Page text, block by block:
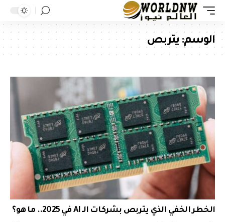
الوسم: يتربص
الخطر الخفي الذي يتربص بشركات الـ AI في 2025.. ما هو؟